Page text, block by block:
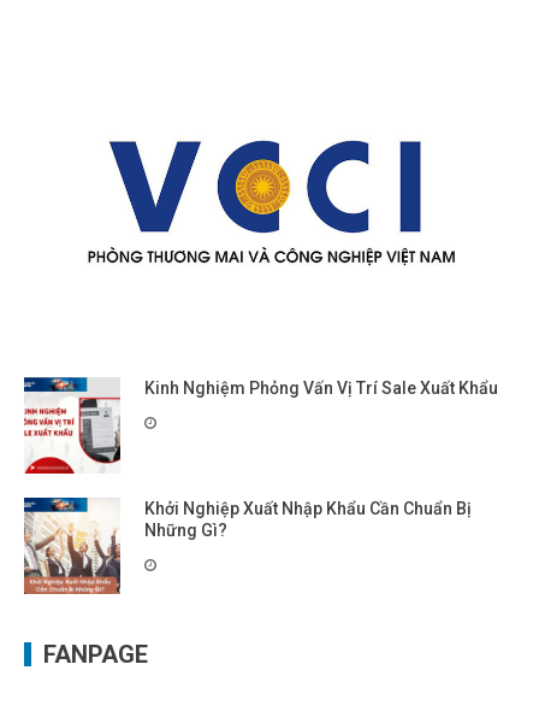
Kinh Nghiệm Phỏng Vấn Vị Trí Sale Xuất Khẩu
Khởi Nghiệp Xuất Nhập Khẩu Cần Chuẩn Bị
Những Gì?
FANPAGE